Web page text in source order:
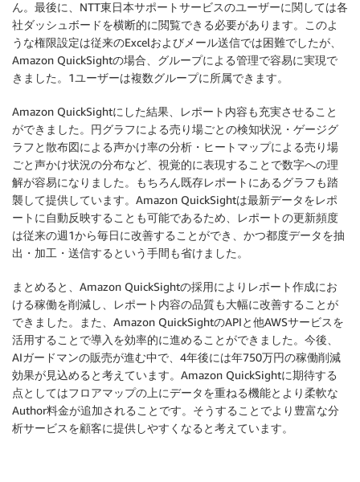
ん。最後に、NTT東日本サポートサービスのユーザーに関しては各
社ダッシュボードを横断的に閲覧できる必要があります。このよ
うな権限設定は従来のExcelおよびメール送信では困難でしたが、
Amazon QuickSightの場合、グループによる管理で容易に実現で
きました。1ユーザーは複数グループに所属できます。
Amazon QuickSightにした結果、レポート内容も充実させること
ができました。円グラフによる売り場ごとの検知状況・ゲージグ
ラフと散布図による声かけ率の分析・ヒートマップによる売り場
ごと声かけ状況の分布など、視覚的に表現することで数字への理
解が容易になりました。もちろん既存レポートにあるグラフも踏
襲して提供しています。Amazon QuickSightは最新データをレポ
ートに自動反映することも可能であるため、レポートの更新頻度
は従来の週1から毎日に改善することができ、かつ都度データを抽
出・加工・送信するという手間も省けました。
まとめると、Amazon QuickSightの採用によりレポート作成にお
ける稼働を削減し、レポート内容の品質も大幅に改善することが
できました。また、Amazon QuickSightのAPIと他AWSサービスを
活用することで導入を効率的に進めることができました。今後、
AIガードマンの販売が進む中で、4年後には年750万円の稼働削減
効果が見込めると考えています。Amazon QuickSightに期待する
点としてはフロアマップの上にデータを重ねる機能とより柔軟な
Author料金が追加されることです。そうすることでより豊富な分
析サービスを顧客に提供しやすくなると考えています。